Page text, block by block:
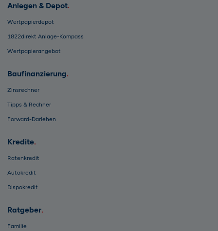
Anlegen & Depot
Wertpapierdepot
1822direkt Anlage-Kompass
Wertpapierangebot
Baufinanzierung
Zinsrechner
Tipps & Rechner
Forward-Darlehen
Kredite
Ratenkredit
Autokredit
Dispokredit
Ratgeber
Familie